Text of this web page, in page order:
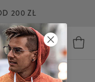
200 ZŁ